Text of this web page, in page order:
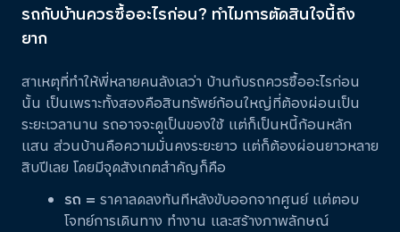
รถกับบ้านควรซื้ออะไรก่อน? ทำไมการตัดสินใจนี้ถึง
ยาก
สาเหตุที่ทำให้พี่หลายคนลังเลว่า บ้านกับรถควรซื้ออะไรก่อน
นั้น เป็นเพราะทั้งสองคือสินทรัพย์ก้อนใหญ่ที่ต้องผ่อนเป็น
ระยะเวลานาน รถอาจจะดูเป็นของใช้ แต่ก็เป็นหนี้ก้อนหลัก
แสน ส่วนบ้านคือความมั่นคงระยะยาว แต่ก็ต้องผ่อนยาวหลาย
สิบปีเลย โดยมีจุดสังเกตสำคัญก็คือ
รถ = ราคาลดลงทันทีหลังขับออกจากศูนย์ แต่ตอบ
โจทย์การเดินทาง ทำงาน และสร้างภาพลักษณ์